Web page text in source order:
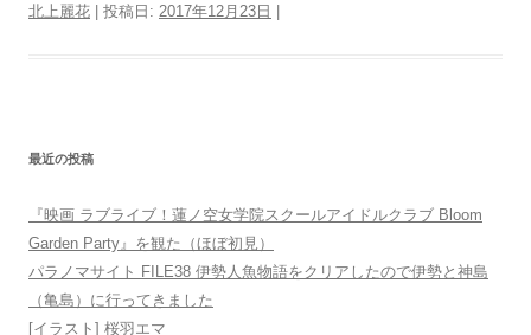
北上麗花 | 投稿日: 2017年12月23日 |
最近の投稿
『映画 ラブライブ！蓮ノ空女学院スクールアイドルクラブ Bloom
Garden Party』を観た（ほぼ初見）
パラノマサイト FILE38 伊勢人魚物語をクリアしたので伊勢と神島
（亀島）に行ってきました
[イラスト] 桜羽エマ